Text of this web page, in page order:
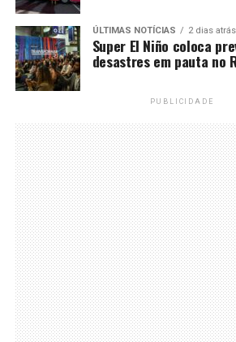
ÚLTIMAS NOTÍCIAS 2 dias atrás
Super El Niño coloca
desastres em pauta no
PUBLICIDADE